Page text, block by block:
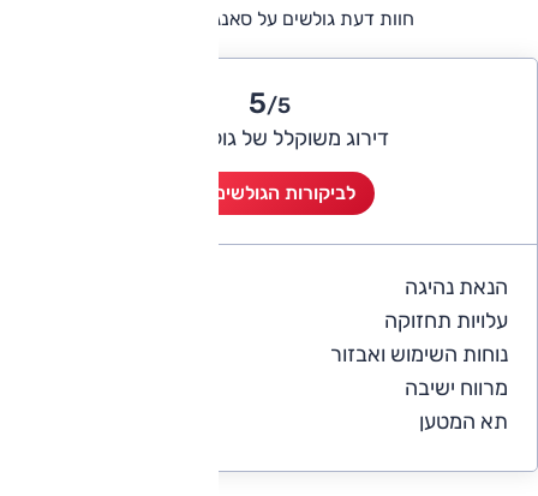
חוות דעת גולשים על סאנגיונג רקסטון
5/5
דירוג משוקלל של גולשי אוטו
לביקורות הגולשים (5)
הנאת נהיגה
עלויות תחזוקה
נוחות השימוש ואבזור
מרווח ישיבה
תא המטען